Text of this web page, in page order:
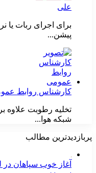
علی
برای اجرای ربات یا
پیشن...
کارشناس روابط
تخلیه رطوبت علاوه
شبکه هوا...
پربازدیدترین مطالب